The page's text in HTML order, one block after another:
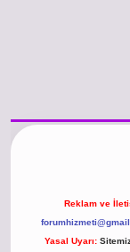
Reklam ve
Yasal Uyarı: